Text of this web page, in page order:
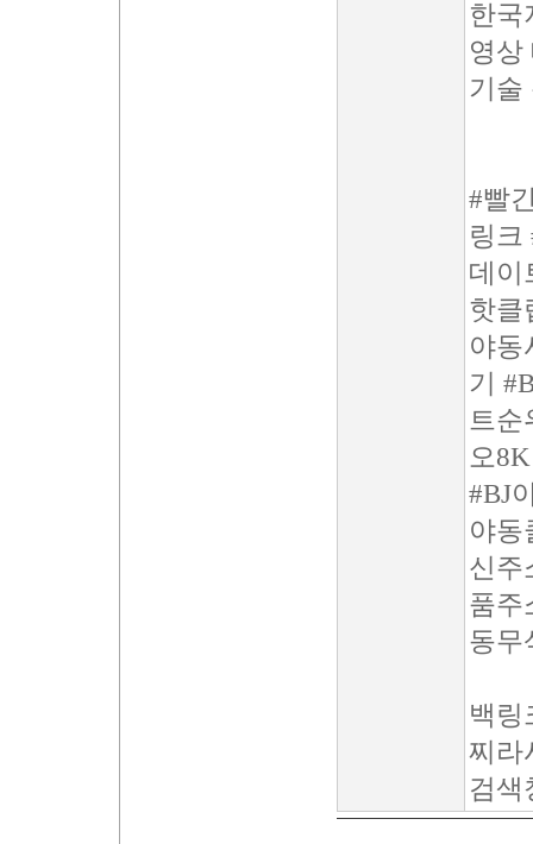
한국
영상
기술
#빨
링크
데이
핫클
야동
기
트순
오
#BJ
야동
신주
품주
동무
백링
찌라
검색